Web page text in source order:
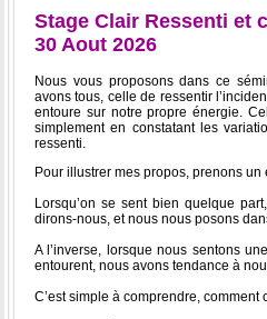
Stage Clair Ressenti et
30 Aout 2026
Nous vous proposons dans ce
avons tous, celle de ressentir
entoure sur notre propre énergie.
simplement en constatant les
ressenti.
Pour illustrer mes propos, prenons un
Lorsqu’on se sent bien quelque
dirons-nous, et nous nous posons
A l’inverse, lorsque nous sentons
entourent, nous avons tendance à
C’est simple à comprendre,